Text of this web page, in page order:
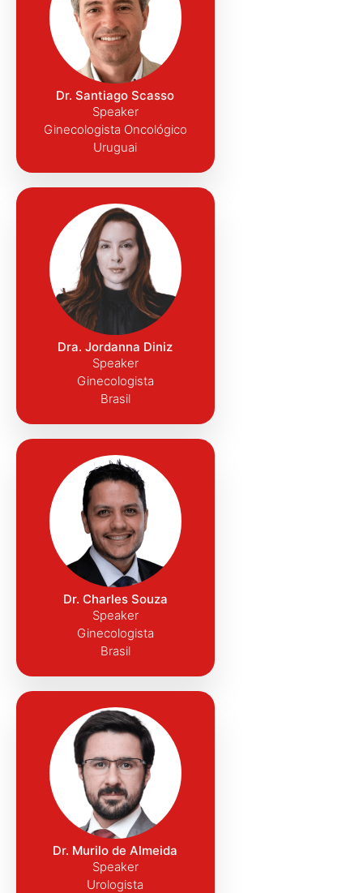
Dr. Santiago Scasso
Speaker
Ginecologista Oncológico
Uruguai
Dra. Jordanna Diniz
Speaker
Ginecologista
Brasil
Dr. Charles Souza
Speaker
Ginecologista
Brasil
Dr. Murilo de Almeida
Speaker
Urologista